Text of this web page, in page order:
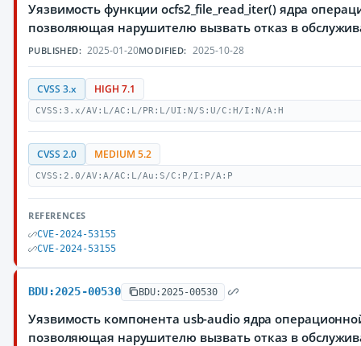
Уязвимость функции ocfs2_file_read_iter() ядра
позволяющая нарушителю вызвать отказ в
PUBLISHED: 2025-01-20MODIFIED: 2025-10-28
CVSS 3.x HIGH 7.1
CVSS:3.x/AV:L/AC:L/PR:L/UI:N/S:U/C:H/I:N/A:H
CVSS 2.0 MEDIUM 5.2
CVSS:2.0/AV:A/AC:L/Au:S/C:P/I:P/A:P
REFERENCES
CVE-2024-53155
CVE-2024-53155
BDU:2025-00530 BDU:2025-00530
Уязвимость компонента usb-audio ядра
позволяющая нарушителю вызвать отказ в